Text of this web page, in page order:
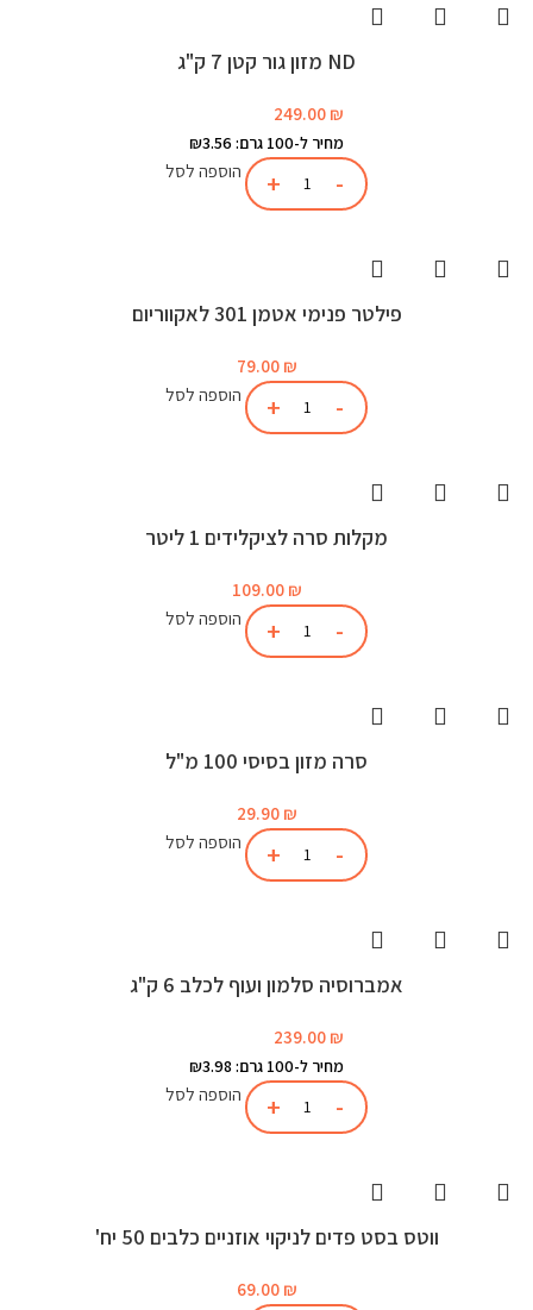
ND מזון גור קטן 7 ק"ג
249.00 ₪
מחיר ל-100 גרם: ₪3.56
הוספה לסל
פילטר פנימי אטמן 301 לאקווריום
79.00 ₪
הוספה לסל
מקלות סרה לציקלידים 1 ליטר
109.00 ₪
הוספה לסל
סרה מזון בסיסי 100 מ"ל
29.90 ₪
הוספה לסל
אמברוסיה סלמון ועוף לכלב 6 ק"ג
239.00 ₪
מחיר ל-100 גרם: ₪3.98
הוספה לסל
ווטס בסט פדים לניקוי אוזניים כלבים 50 יח'
69.00 ₪